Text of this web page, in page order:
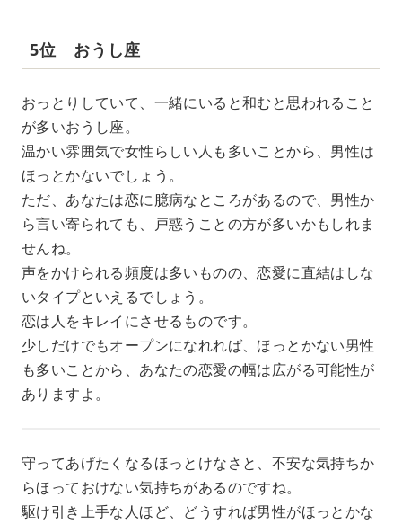
5位 おうし座
おっとりしていて、一緒にいると和むと思われること
が多いおうし座。
温かい雰囲気で女性らしい人も多いことから、男性は
ほっとかないでしょう。
ただ、あなたは恋に臆病なところがあるので、男性か
ら言い寄られても、戸惑うことの方が多いかもしれま
せんね。
声をかけられる頻度は多いものの、恋愛に直結はしな
いタイプといえるでしょう。
恋は人をキレイにさせるものです。
少しだけでもオープンになれれば、ほっとかない男性
も多いことから、あなたの恋愛の幅は広がる可能性が
ありますよ。
守ってあげたくなるほっとけなさと、不安な気持ちか
らほっておけない気持ちがあるのですね。
駆け引き上手な人ほど、どうすれば男性がほっとかな